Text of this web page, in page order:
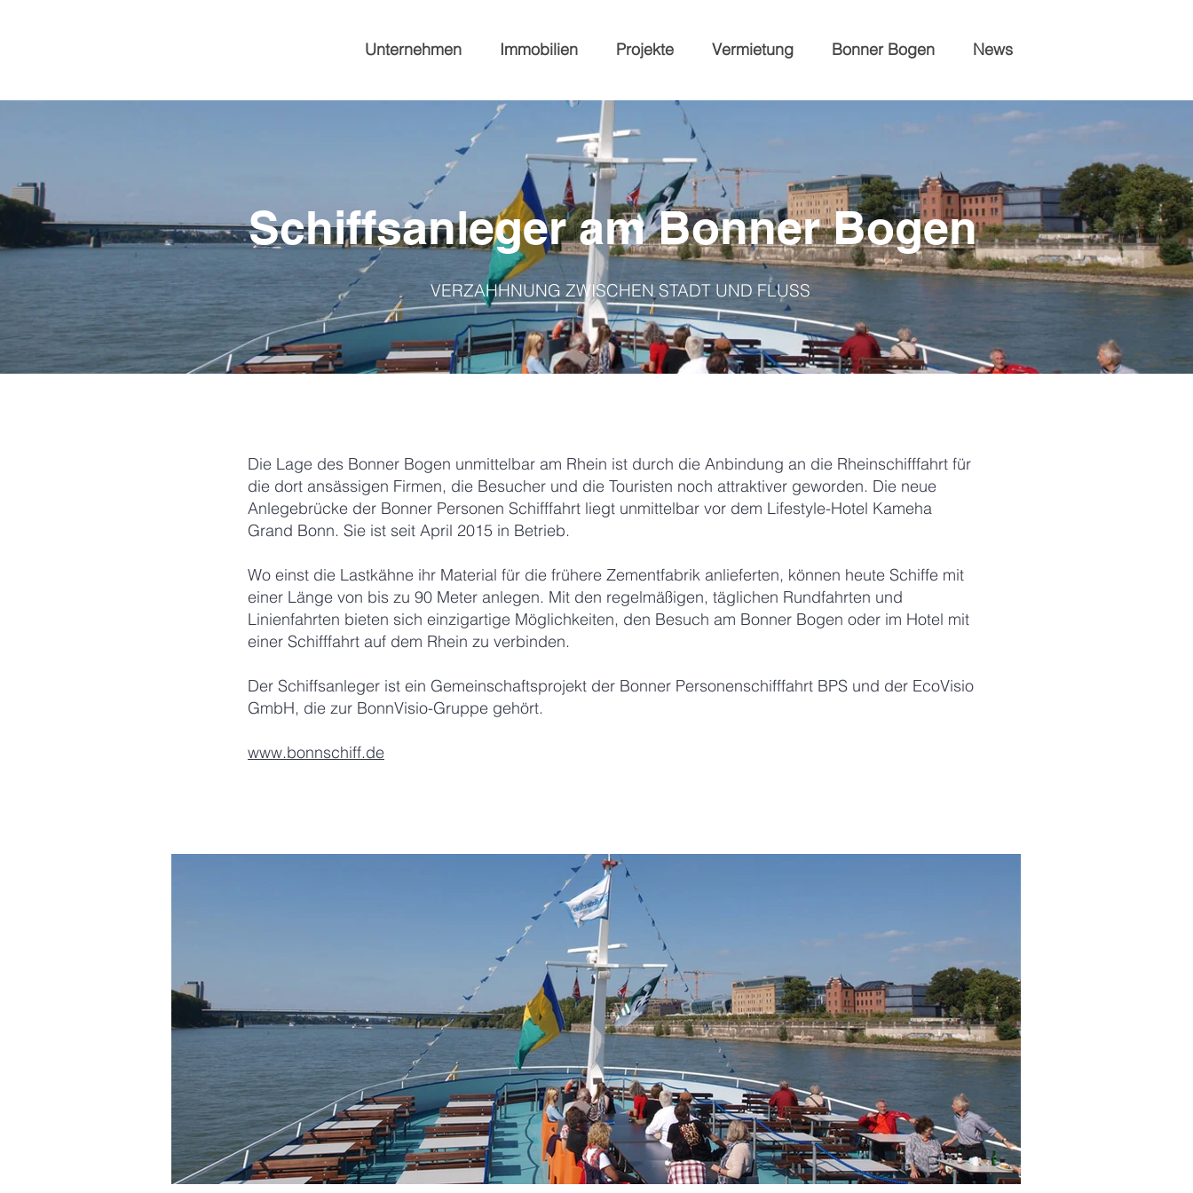
Unternehmen Immobilien Projekte Vermietung Bonner Bogen News
Schiffsanleger am Bonner Bogen
VERZAHHNUNG ZWISCHEN STADT UND FLUSS
Die Lage des Bonner Bogen unmittelbar am Rhein ist durch die Anbindung an die Rheinschifffahrt für
die dort ansässigen Firmen, die Besucher und die Touristen noch attraktiver geworden. Die neue
Anlegebrücke der Bonner Personen Schifffahrt liegt unmittelbar vor dem Lifestyle-Hotel Kameha
Grand Bonn. Sie ist seit April 2015 in Betrieb.
Wo einst die Lastkähne ihr Material für die frühere Zementfabrik anlieferten, können heute Schiffe mit
einer Länge von bis zu 90 Meter anlegen. Mit den regelmäßigen, täglichen Rundfahrten und
Linienfahrten bieten sich einzigartige Möglichkeiten, den Besuch am Bonner Bogen oder im Hotel mit
einer Schifffahrt auf dem Rhein zu verbinden.
Der Schiffsanleger ist ein Gemeinschaftsprojekt der Bonner Personenschifffahrt BPS und der EcoVisio
GmbH, die zur BonnVisio-Gruppe gehört.
www.bonnschiff.de